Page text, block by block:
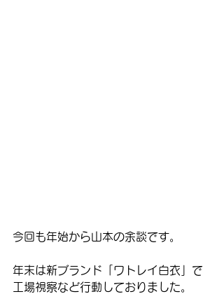
今回も年始から山本の余談です。
年末は新ブランド「ワトレイ白衣」で
工場視察など行動しておりました。